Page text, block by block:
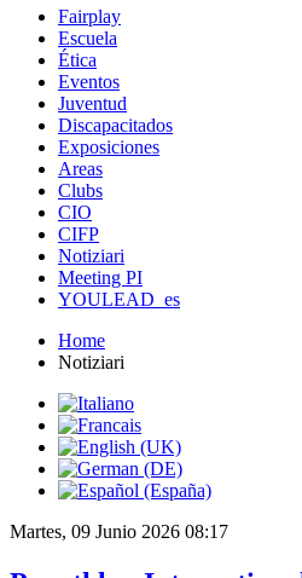
Fairplay
Escuela
Ética
Eventos
Juventud
Discapacitados
Exposiciones
Areas
Clubs
CIO
CIFP
Notiziari
Meeting PI
YOULEAD_es
Home
Notiziari
Martes, 09 Junio 2026 08:17